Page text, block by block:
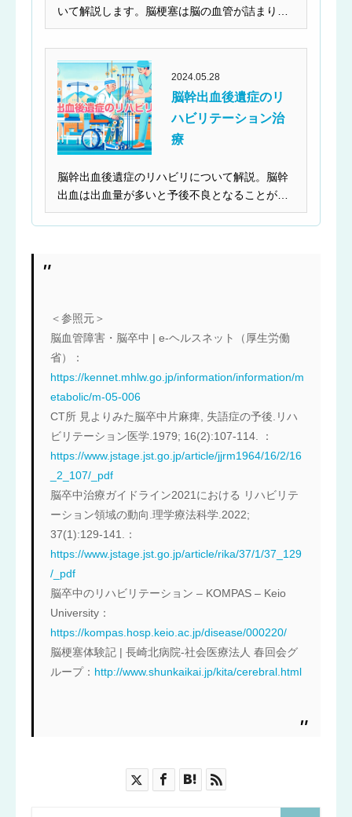
いて解説します。脳梗塞は脳の血管が詰まり脳
の神経組織が壊死...
2024.05.28
脳幹出血後遺症のリ
ハビリテーション治
療
脳幹出血後遺症のリハビリについて解説。脳幹
出血は出血量が多いと予後不良となることが多
い病気といわれて...
＜参照元＞
脳血管障害・脳卒中 | e-ヘルスネット（厚生労働
省）：
https://kennet.mhlw.go.jp/information/information/m
etabolic/m-05-006
CT所 見よりみた脳卒中片麻痺, 失語症の予後.リハ
ビリテーション医学.1979; 16(2):107-114. ：
https://www.jstage.jst.go.jp/article/jjrm1964/16/2/16
_2_107/_pdf
脳卒中治療ガイドライン2021における リハビリテ
ーション領域の動向.理学療法科学.2022;
37(1):129-141.：
https://www.jstage.jst.go.jp/article/rika/37/1/37_129
/_pdf
脳卒中のリハビリテーション – KOMPAS – Keio
University：
https://kompas.hosp.keio.ac.jp/disease/000220/
脳梗塞体験記 | 長崎北病院-社会医療法人 春回会グ
ループ： http://www.shunkaikai.jp/kita/cerebral.html